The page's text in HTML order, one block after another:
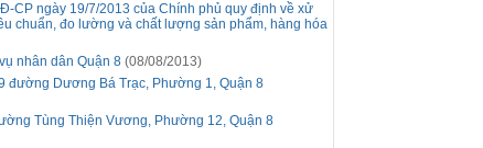
CP ngày 19/7/2013 của Chính phủ quy định về xử
chuẩn, đo lường và chất lượng sản phẩm, hàng hóa
nhân dân Quận 8 (08/08/2013)
đường Dương Bá Trạc, Phường 1, Quận 8
Tùng Thiện Vương, Phường 12, Quận 8